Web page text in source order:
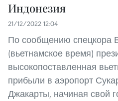
Индонезия
21/12/2022 12:04
По сообщению спецкора
(вьетнамское время)
высокопоставленная
прибыли в аэропорт
Джакарты, начиная свой